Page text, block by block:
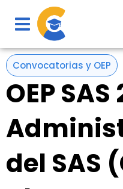
contenido
Convocatorias y OEP
OEP
del SAS